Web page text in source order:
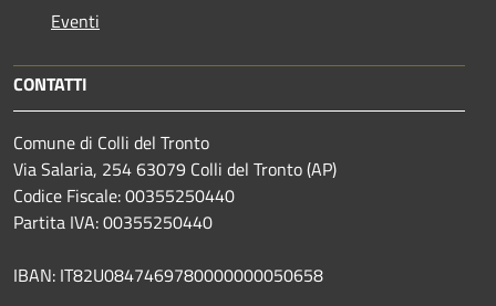
Eventi
CONTATTI
Comune di Colli del Tronto
Via Salaria, 254 63079 Colli del Tronto (AP)
Codice Fiscale: 00355250440
Partita IVA: 00355250440
IBAN: IT82U0847469780000000050658